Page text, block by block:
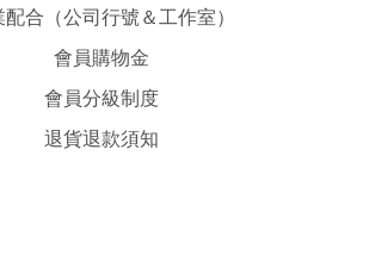
合（公司行號＆工作室）
會員購物金
會員分級制度
退貨退款須知